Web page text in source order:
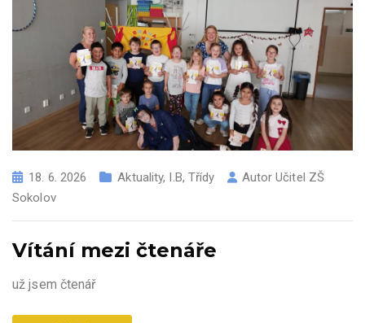
18. 6. 2026 Aktuality, I.B, Třídy AutorUčitel ZŠ
Sokolov
Vítání mezi čtenáře
už jsem čtenář